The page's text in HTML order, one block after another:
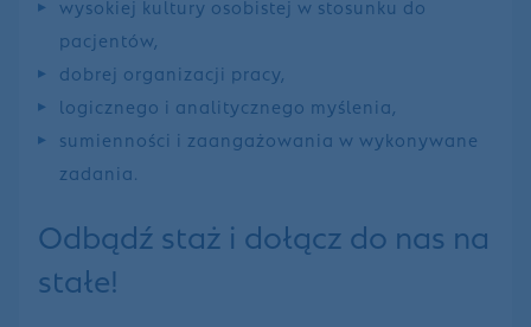
wysokiej kultury osobistej w stosunku do
pacjentów,
dobrej organizacji pracy,
logicznego i analitycznego myślenia,
sumienności i zaangażowania w wykonywane
zadania.
Odbądź staż i dołącz do nas na
stałe!